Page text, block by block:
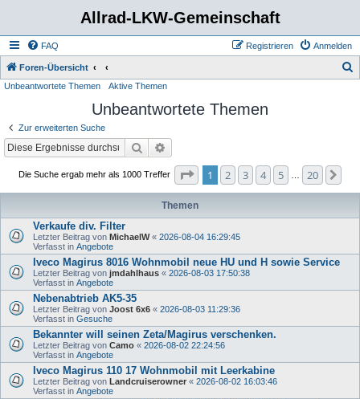
Allrad-LKW-Gemeinschaft
FAQ Anmelden
Registrieren
Foren-Übersicht
Unbeantwortete Themen Aktive Themen
Unbeantwortete Themen
Zur erweiterten Suche
Suche
Die Suche ergab mehr als 1000 Treffer Seite von
1 2 3 4 5 20
Themen
Verkaufe div. Filter
Letzter Beitrag von MichaelW« 2026-08-04 16:29:45
Verfasst in Angebote
Iveco Magirus 8016 Wohnmobil neue HU und H sowie Service
Letzter Beitrag von jmdahlhaus « 2026-08-03 17:50:38
Verfasst in Angebote
Nebenabtrieb AK5-35
Letzter Beitrag von Joost 6x6 « 2026-08-03 11:29:36
Verfasst in Gesuche
Bekannter will seinen Zeta/Magirus verschenken.
Letzter Beitrag von Camo « 2026-08-02 22:24:56
Verfasst in Angebote
Iveco Magirus 110 17 Wohnmobil mit Leerkabine
Letzter Beitrag von Landcruiserowner « 2026-08-02 16:03:46
Verfasst in Angebote